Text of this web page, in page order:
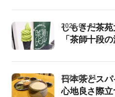
しもきた茶
「茶師十段
2026-07-31
日本茶とス
心地良さ際
2026-07-31